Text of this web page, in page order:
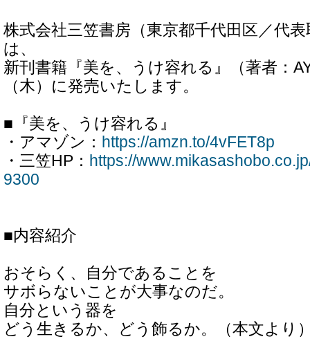
株式会社三笠書房（東京都千代田区／代
は、
新刊書籍『美を、うけ容れる』（著者：
（木）に発売いたします。
■『美を、うけ容れる』
・アマゾン： https://amzn.to/4vFET8p
・三笠HP： https://
9300
■内容紹介
おそらく、自分であることを
サボらないことが大事なのだ。
自分という器を
どう生きるか、どう飾るか。（本文より